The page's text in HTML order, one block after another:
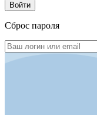
Сброс пароля